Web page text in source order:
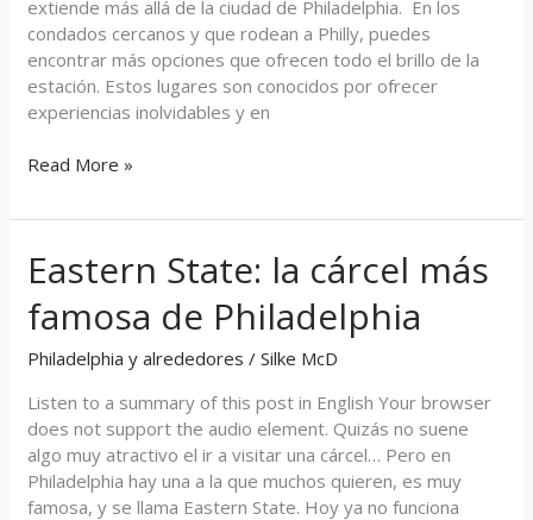
extiende más allá de la ciudad de Philadelphia. En los
condados cercanos y que rodean a Philly, puedes
encontrar más opciones que ofrecen todo el brillo de la
estación. Estos lugares son conocidos por ofrecer
experiencias inolvidables y en
Read More »
Eastern State: la cárcel más
famosa de Philadelphia
Philadelphia y alrededores /Silke McD
Listen to a summary of this post in English Your browser
does not support the audio element. Quizás no suene
algo muy atractivo el ir a visitar una cárcel… Pero en
Philadelphia hay una a la que muchos quieren, es muy
famosa, y se llama Eastern State. Hoy ya no funciona
Eastern
State:
la
cárcel
más
de
Philadelphia